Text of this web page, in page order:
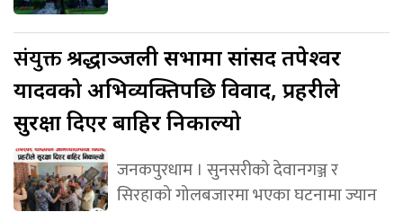
संयुक्तश्रद्धाञ्जली सभामा सांसद तपेश्वर
यादवको अभिव्यक्तिपछि विवाद, प्रहरीले
सुरक्षा दिएर बाहिर निकाल्यो
जनकपुरधाम । सुनसरीको देवानगञ्ज र
सिरहाको गोलबजारमा भएका घटनामा ज्यान